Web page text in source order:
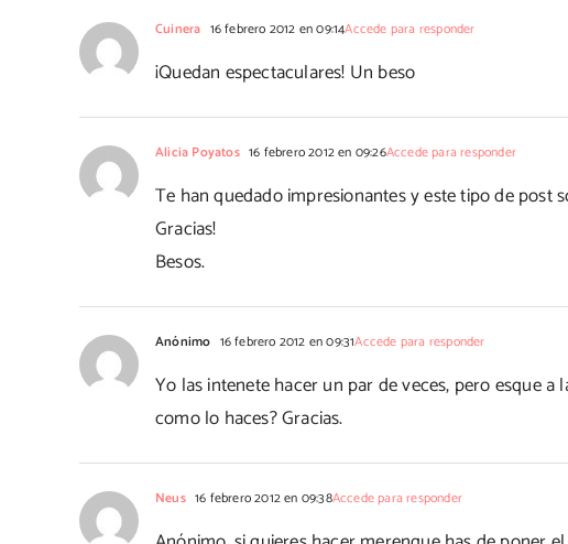
Cuinera 16 febrero 2012 en 09:14Accede para responder
¡Quedan espectaculares! Un beso
Alicia Poyatos 16 febrero 2012 en 09:26Accede para responder
Te han quedado impresionantes y este tipo de post
Gracias!
Besos.
Anónimo 16 febrero 2012 en 09:31Accede para responder
Yo las intenete hacer un par de veces, pero esque
como lo haces? Gracias.
Neus 16 febrero 2012 en 09:38Accede para responder